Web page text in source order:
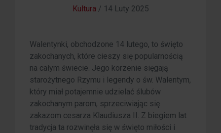
Kultura / 14 Luty 2025
Walentynki, obchodzone 14 lutego, to święto
zakochanych, które cieszy się popularnością
na całym świecie. Jego korzenie sięgają
starożytnego Rzymu i legendy o św. Walentym,
który miał potajemnie udzielać ślubów
zakochanym parom, sprzeciwiając się
zakazom cesarza Klaudiusza II. Z biegiem lat
tradycja ta rozwinęła się w święto miłości i